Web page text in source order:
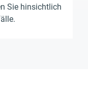
Sie hinsichtlich